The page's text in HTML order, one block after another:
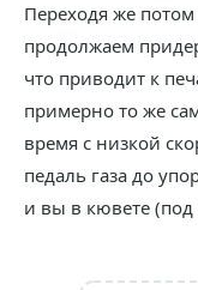
Переходя же
продолжаем
что приводит к
примерно то же
время с низкой
педаль газа до
и вы в кювете (под